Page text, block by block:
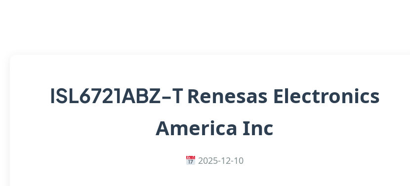
ISL6721ABZ-TRenesas Electronics
America Inc
2025-12-10